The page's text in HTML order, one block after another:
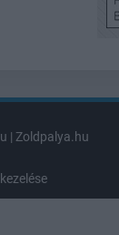
| Zoldpalya.hu